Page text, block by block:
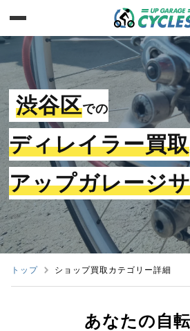
渋谷区での
ディレイラー買取
アップガレージ
トップ ショップ買取カテゴリー詳細
あなたの自転